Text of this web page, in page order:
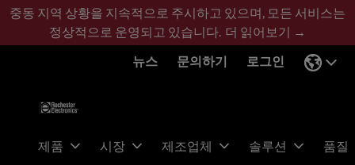
기
콘
바
글
중동 지역 상황을 지속적으로 주시하고 있으며, 모든 서비스는
정상적으로 운영되고 있습니다. 더 읽어보기 →
뉴스
문의하기 로그인
제품 시장 제조업체 솔루션
품질